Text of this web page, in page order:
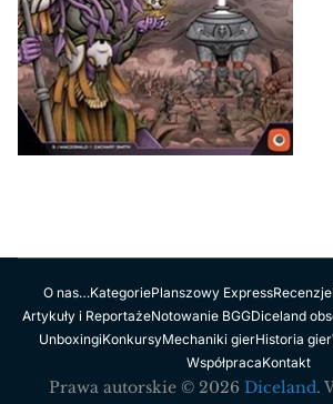
O nas…KategoriePlanszowy ExpressRecenzje
Artykuły i ReportażeNotowanie BGGDiceland
UnboxingiKonkursyMechaniki gierHistoria gier
WspółpracaKontakt
Prawa autorskie © 2026 Diceland.